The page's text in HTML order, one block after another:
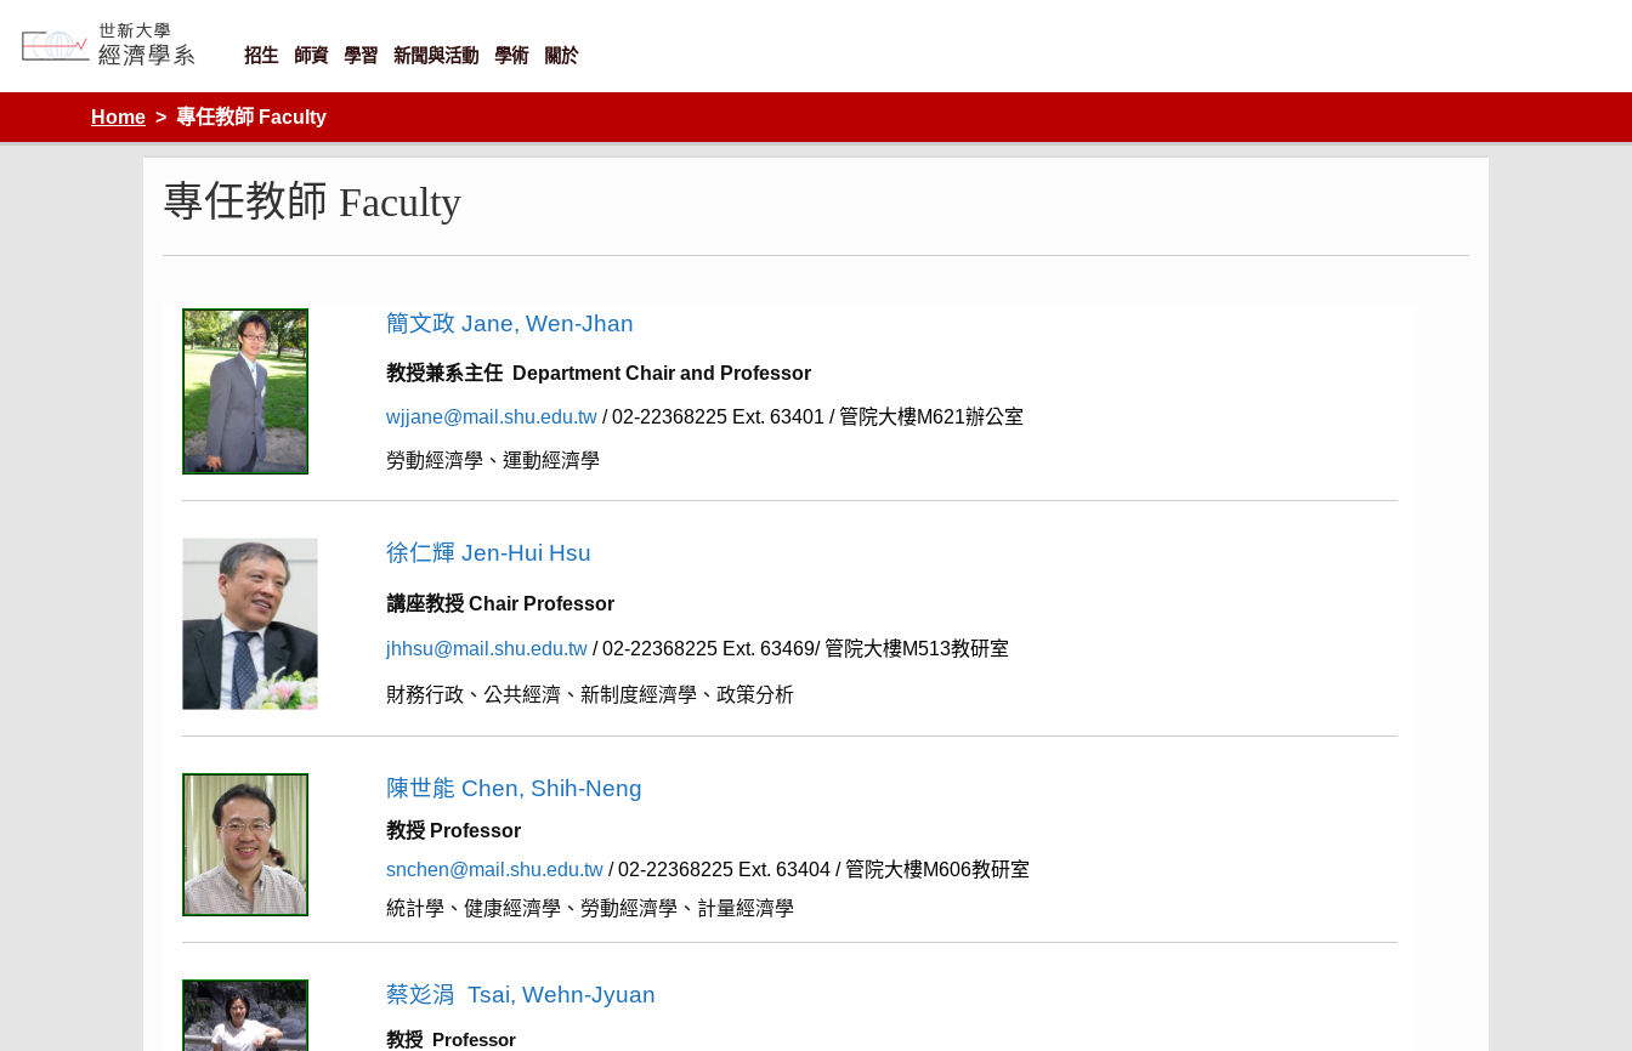
content
Department of Economics, Shih Hsin University
招生 師資 學習 新聞與活動 學術 關於
Home 專任教師 Faculty
專任教師 Faculty
簡文政 Jane, Wen-Jhan
教授兼系主任 Department Chair and Professor
wjjane@mail.shu.edu.tw/02-22368225 Ext.63401 /管院大樓M621辦公室
勞動經濟學、運動經濟學
徐仁輝 Jen-Hui Hsu
講座教授 Chair Professor
jhhsu@mail.shu.edu.tw/02-22368225 Ext.63469/管院大樓M513教研室
財務行政、公共經濟、新制度經濟學、政策分析
陳世能 Chen, Shih-Neng
教授 Professor
snchen@mail.shu.edu.tw/02-22368225 Ext.63404 /管院大樓M606教研室
統計學、健康經濟學、勞動經濟學、計量經濟學
蔡彣涓 Tsai, Wehn-Jyuan
教授 Professor